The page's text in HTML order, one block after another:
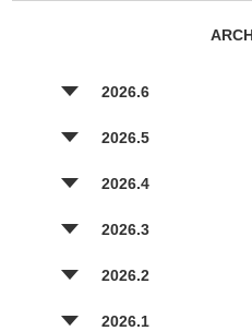
2026.6
2026.5
2026.4
2026.3
2026.2
2026.1